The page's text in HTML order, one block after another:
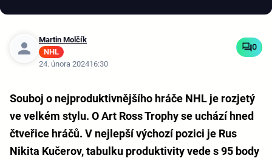
Martin Molčík
NHL
24. února 202416:30
0
Souboj o nejproduktivnějšího hráče NHL je rozjetý
ve velkém stylu. O Art Ross Trophy se uchází hned
čtveřice hráčů. V nejlepší výchozí pozici je Rus
Nikita Kučerov, tabulku produktivity vede s 95 body